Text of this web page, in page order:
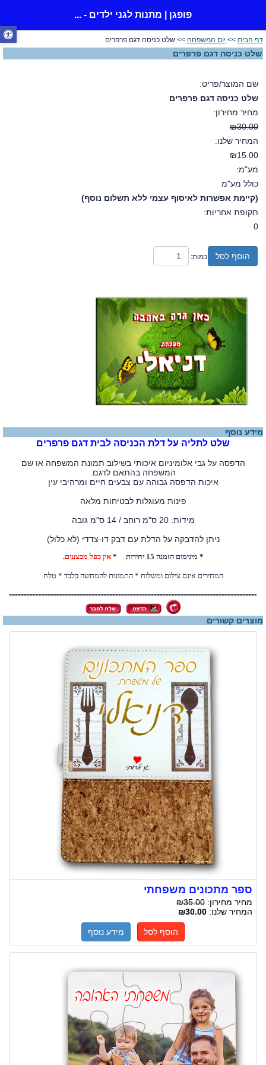
פופגן | מתנות לגני ילדים - ...
דף הבית >> יום המשפחה >> שלט כניסה דגם פרפרים
שלט כניסה דגם פרפרים
שם המוצר/פריט:
שלט כניסה דגם פרפרים
מחיר מחירון:
₪30.00
המחיר שלנו:
₪15.00
מע"מ:
כולל מע"מ
(קיימת אפשרות לאיסוף עצמי ללא תשלום נוסף)
תקופת אחריות:
0
הוסף לסל כמות:
מידע נוסף
שלט לתליה על דלת הכניסה לבית דגם פרפרים
הדפסה על גבי אלומיניום איכותי בשילוב תמונת המשפחה או שם
המשפחה בהתאם לדגם.
איכות הדפסה גבוהה עם צבעים חיים ומרהיבי עין
פינות מעוגלות לבטיחות מלאה
מידות: 20 ס"מ רוחב / 14 ס"מ גובה
ניתן להדבקה על הדלת עם דבק דו-צדדי (לא כלול)
* מינימום הזמנה 15 יחידות * אין כפל מבצעים.
המחירים אינם צילום ומשלוח * התמונות להמחשה בלבד * טלח
מוצרים קשורים
ספר מתכונים משפחתי
מחיר מחירון: ₪35.00
המחיר שלנו: ₪30.00
הוסף לסל מידע נוסף